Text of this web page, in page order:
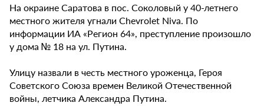
На окраине Саратова в пос. Соколовый у 40-летнего
местного жителя угнали Chevrolet Niva. По
информации ИА «Регион 64», преступление произошло
у дома № 18 на ул. Путина.
Улицу назвали в честь местного уроженца, Героя
Советского Союза времен Великой Отечественной
войны, летчика Александра Путина.